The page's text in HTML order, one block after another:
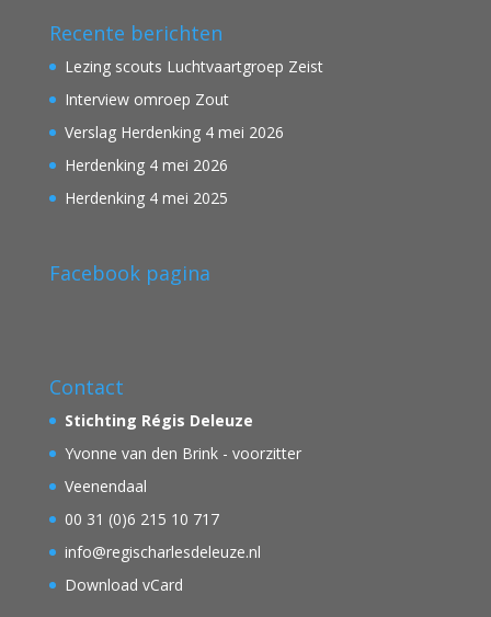
Recente berichten
Lezing scouts Luchtvaartgroep Zeist
Interview omroep Zout
Verslag Herdenking 4 mei 2026
Herdenking 4 mei 2026
Herdenking 4 mei 2025
Facebook pagina
Contact
Stichting Régis Deleuze
Yvonne van den Brink - voorzitter
Veenendaal
00 31 (0)6 215 10 717
info@regischarlesdeleuze.nl
Download vCard